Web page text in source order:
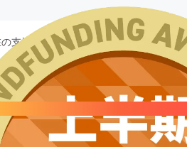
プロダクト
ファッション
スポーツ
支援総額
円
は5,000,000円